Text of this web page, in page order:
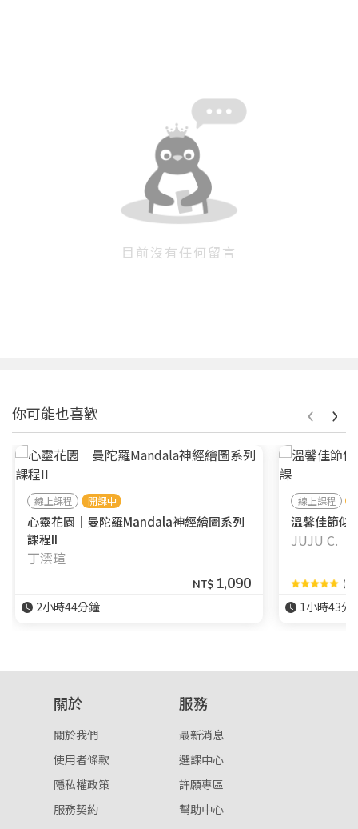
目前沒有任何留言
你可能也喜歡
線上課程 開課中
心靈花園｜曼陀羅Mandala神經繪圖系列
課程II
丁澐瑄
NT$ 1,090
2小時44分鐘
線上課程
溫馨佳節似
JUJU C.
(2)
1小時43分
‹ ›
關於
關於我們
使用者條款
隱私權政策
服務契約
服務
最新消息
選課中心
許願專區
幫助中心